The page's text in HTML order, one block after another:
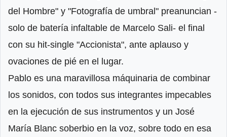
del Hombre" y "Fotografía de umbral" preanuncian -
solo de batería infaltable de Marcelo Sali- el final
con su hit-single "Accionista", ante aplauso y
ovaciones de pié en el lugar.
Pablo es una maravillosa máquinaria de combinar
los sonidos, con todos sus integrantes impecables
en la ejecución de sus instrumentos y un José
María Blanc soberbio en la voz, sobre todo en esa